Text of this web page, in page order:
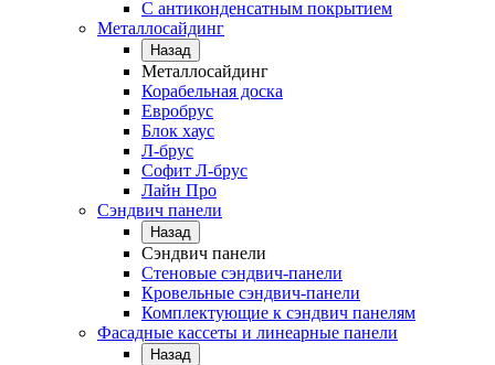
С антиконденсатным покрытием
Металлосайдинг
Назад
Металлосайдинг
Корабельная доска
Евробрус
Блок хаус
Л-брус
Софит Л-брус
Лайн Про
Сэндвич панели
Назад
Сэндвич панели
Стеновые сэндвич-панели
Кровельные сэндвич-панели
Комплектующие к сэндвич панелям
Фасадные кассеты и линеарные панели
Назад